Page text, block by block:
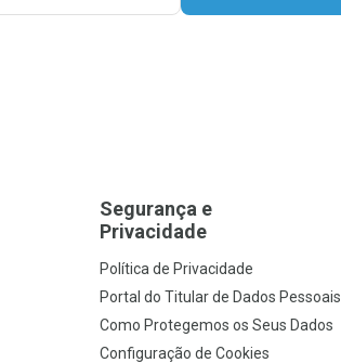
Segurança e
Privacidade
Política de Privacidade
Portal do Titular de Dados Pessoais
Como Protegemos os Seus Dados
Configuração de Cookies